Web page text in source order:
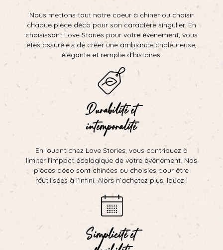
Nous mettons tout notre coeur à chiner ou choisir
chaque pièce déco pour son caractère singulier. En
choisissant Love Stories pour votre événement, vous
êtes assuré.e.s de créer une ambiance chaleureuse,
élégante et remplie d’histoires.
Durabilité et
intemporalité
En louant chez Love Stories, vous contribuez à
limiter l’impact écologique de votre événement. Nos
pièces déco sont chinées ou choisies pour être
réutilisées à l’infini. Alors n’achetez plus, louez !
Simplicité et